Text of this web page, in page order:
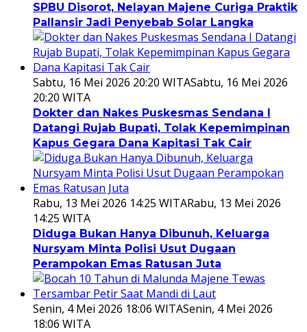
SPBU Disorot, Nelayan Majene Curiga Praktik
Pallansir Jadi Penyebab Solar Langka
Sabtu, 16 Mei 2026 20:20 WITASabtu, 16 Mei 2026
20:20 WITA
Dokter dan Nakes Puskesmas Sendana I
Datangi Rujab Bupati, Tolak Kepemimpinan
Kapus Gegara Dana Kapitasi Tak Cair
Rabu, 13 Mei 2026 14:25 WITARabu, 13 Mei 2026
14:25 WITA
Diduga Bukan Hanya Dibunuh, Keluarga
Nursyam Minta Polisi Usut Dugaan
Perampokan Emas Ratusan Juta
Senin, 4 Mei 2026 18:06 WITASenin, 4 Mei 2026
18:06 WITA